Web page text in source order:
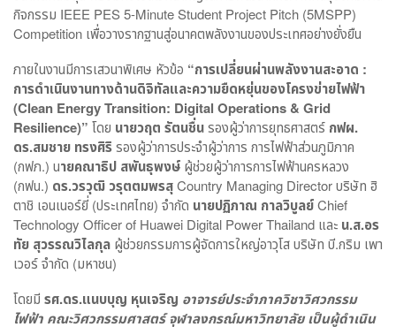
กิจกรรม IEEE PES 5-Minute Student Project Pitch (5MSPP)
Competition เพื่อวางรากฐานสู่อนาคตพลังงานของประเทศอย่างยั่งยืน
ภายในงานมีการเสวนาพิเศษ หัวข้อ “การเปลี่ยนผ่านพลังงานสะอาด :
การดำเนินงานทางด้านดิจิทัลและความยืดหยุ่นของโครงข่ายไฟฟ้า
(Clean Energy Transition: Digital Operations & Grid
Resilience)” โดย นายวฤต รัตนชื่นรองผู้ว่าการยุทธศาสตร์ กฟผ.
ดร.สมชาย ทรงศิริรองผู้ว่าการประจำผู้ว่าการ การไฟฟ้าส่วนภูมิภาค
(กฟภ.) นายคณาธิป สพันธุพงษ์ ผู้ช่วยผู้ว่าการการไฟฟ้านครหลวง
(กฟน.) ดร.วรวุฒิ วรุตตมพรสุCountry Managing Director บริษัท ฮิ
ตาชิ เอนเนอร์ยี่ (ประเทศไทย) จำกัด นายปฏิภาณ กาลวิบูลย์Chief
Technology Officer of Huawei Digital Power Thailand และ น.ส.อร
ทัย สุวรรณวิไลกุล ผู้ช่วยกรรมการผู้จัดการใหญ่อาวุโส บริษัท บี.กริม เพา
เวอร์ จำกัด (มหาชน)
โดยมี รศ.ดร.แนบบุญ หุนเจริญ อาจารย์ประจำภาควิชาวิศวกรรม
ไฟฟ้า คณะวิศวกรรมศาสตร์ จุฬาลงกรณ์มหาวิทยาลัย เป็นผู้ดำเนิน